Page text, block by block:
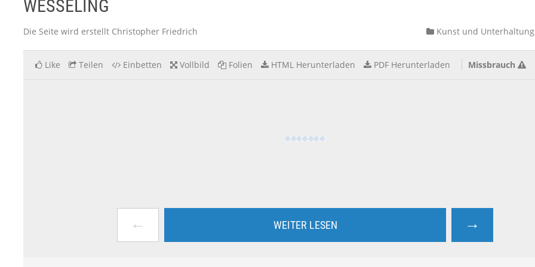
WESSELING
Die Seite wird erstellt Christopher Friedrich Kunst und Unterhaltung
Like Teilen Einbetten Vollbild Folien HTML Herunterladen PDF Herunterladen Missbrauch
← WEITER LESEN →